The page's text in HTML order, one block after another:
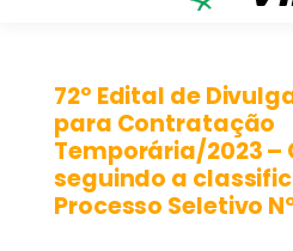
72º Edital de
para Contratação
Temporária/2023 –
seguindo a
Processo Seletivo